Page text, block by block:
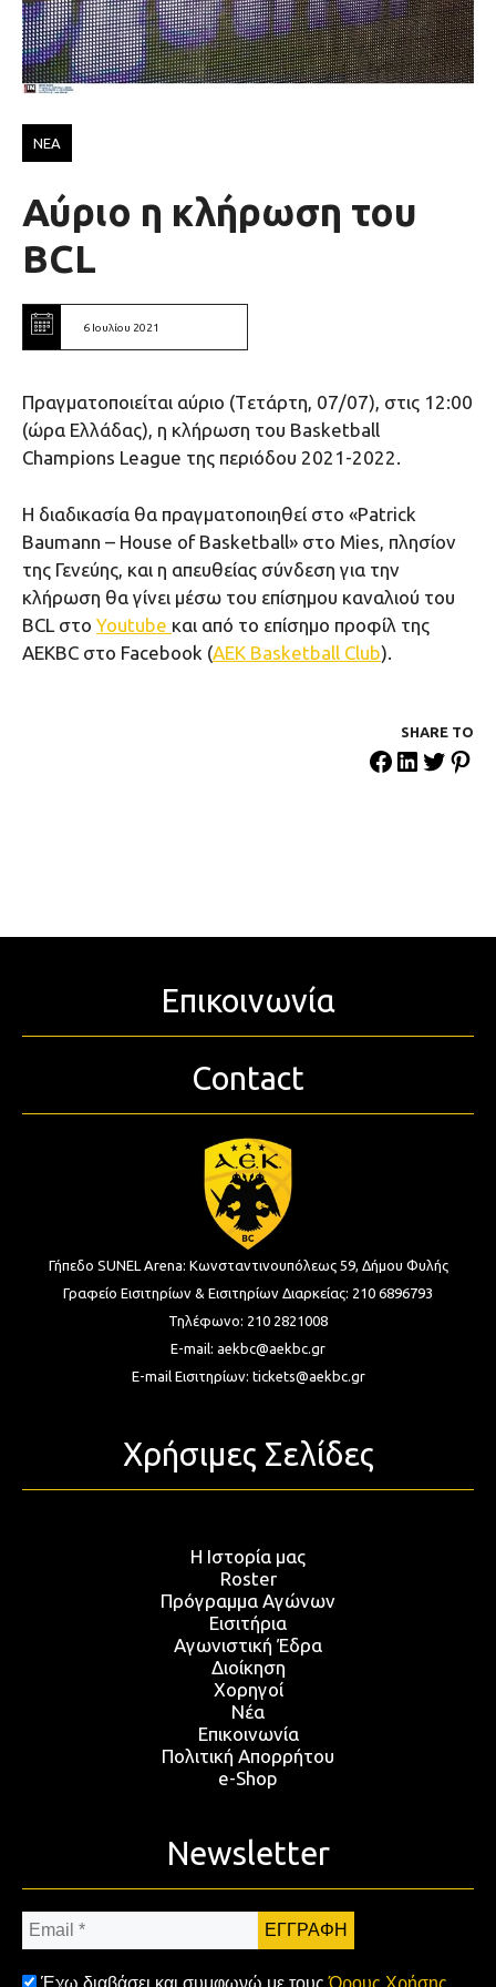
ΝΕΑ
Αύριο η κλήρωση του
BCL
6 Ιουλίου 2021
Πραγματοποιείται αύριο (Tετάρτη, 07/07), στις 12:00
(ώρα Ελλάδας), η κλήρωση του Basketball
Champions League της περιόδου 2021-2022.
H διαδικασία θα πραγματοποιηθεί στο «Patrick
Baumann – House of Basketball» στο Mies, πλησίον
της Γενεύης, και η απευθείας σύνδεση για την
κλήρωση θα γίνει μέσω του επίσημου καναλιού του
BCL στο Youtube και από το επίσημο προφίλ της
ΑΕΚBC στο Facebook (AEK Basketball Club).
SHARE ΤΟ
Επικοινωνία
Contact
Γήπεδο SUNEL Arena: Κωνσταντινουπόλεως 59, Δήμου Φυλής
Γραφείο Εισιτηρίων & Εισιτηρίων Διαρκείας: 210 6896793
Τηλέφωνο: 210 2821008
E-mail: aekbc@aekbc.gr
E-mail Εισιτηρίων: tickets@aekbc.gr
Χρήσιμες Σελίδες
Η Ιστορία μας
Roster
Πρόγραμμα Αγώνων
Εισιτήρια
Αγωνιστική Έδρα
Διοίκηση
Χορηγοί
Νέα
Επικοινωνία
Πολιτική Απορρήτου
e-Shop
Newsletter
Email
*